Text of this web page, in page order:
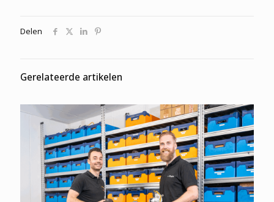
Delen
Gerelateerde artikelen